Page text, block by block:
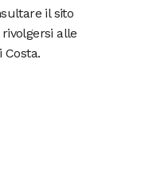
il sito
alle
Costa.